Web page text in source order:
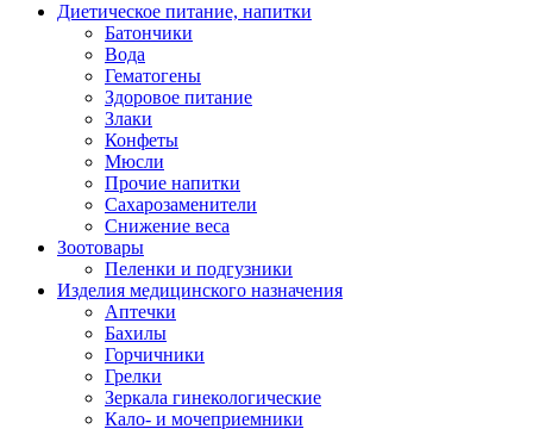
Диетическое питание, напитки
Батончики
Вода
Гематогены
Здоровое питание
Злаки
Конфеты
Мюсли
Прочие напитки
Сахарозаменители
Снижение веса
Зоотовары
Пеленки и подгузники
Изделия медицинского назначения
Аптечки
Бахилы
Горчичники
Грелки
Зеркала гинекологические
Кало- и мочеприемники